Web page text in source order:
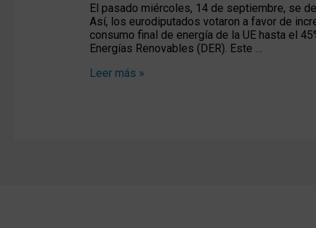
El pasado miércoles, 14 de septiembre, se
Así, los eurodiputados votaron a favor de
consumo final de energía de la UE hasta el
Energías Renovables (DER). Este …
Leer más »